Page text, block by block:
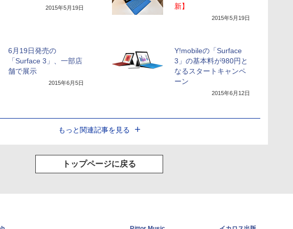
2015年5月19日
新】
2015年5月19日
6月19日発売の
「Surface 3」、一部店
舗で展示
2015年6月5日
Y!mobileの「Surface
3」の基本料が980円と
なるスタートキャンペ
ーン
2015年6月12日
もっと関連記事を見る
トップページに戻る